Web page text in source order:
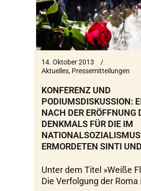
14. Oktober 2013
Aktuelles, Pressemitteilungen
KONFERENZ UND
PODIUMSDISKUSSION:
NACH DER ERÖFFNUNG
DENKMALS FÜR DIE IM
NATIONALSOZIALISMUS
ERMORDETEN SINTI
Unter dem Titel »Weiße
Die Verfolgung der Roma